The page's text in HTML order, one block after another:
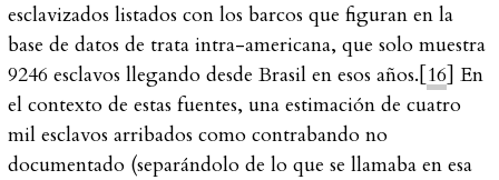
esclavizados listados con los barcos que figuran en la
base de datos de trata intra-americana, que solo muestra
9246 esclavos llegando desde Brasil en esos años.[16] En
el contexto de estas fuentes, una estimación de cuatro
mil esclavos arribados como contrabando no
documentado (separándolo de lo que se llamaba en esa